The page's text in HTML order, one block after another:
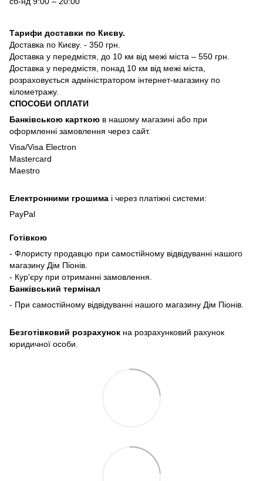
Тарифи доставки по Києву.
Доставка по Києву. - 350 грн.
Доставка у передмістя, до 10 км від межі міста – 550 грн.
Доставка у передмістя, понад 10 км від межі міста,
розраховується адміністратором інтернет-магазину по
кілометражу.
СПОСОБИ ОПЛАТИ
Банківською карткою в нашому магазині або при
оформленні замовлення через сайт.
Visa/Visa Electron
Mastercard
Maestro
Електронними грошима і через платіжні системи:
PayPal
Готівкою
- Флористу продавцю при самостійному відвідуванні нашого
магазину Дім Піонів.
- Кур'єру при отриманні замовлення.
Банківський термінал
- При самостійному відвідуванні нашого магазину Дім Піонів.
Безготівковий розрахунок на розрахунковий рахунок
юридичної особи.